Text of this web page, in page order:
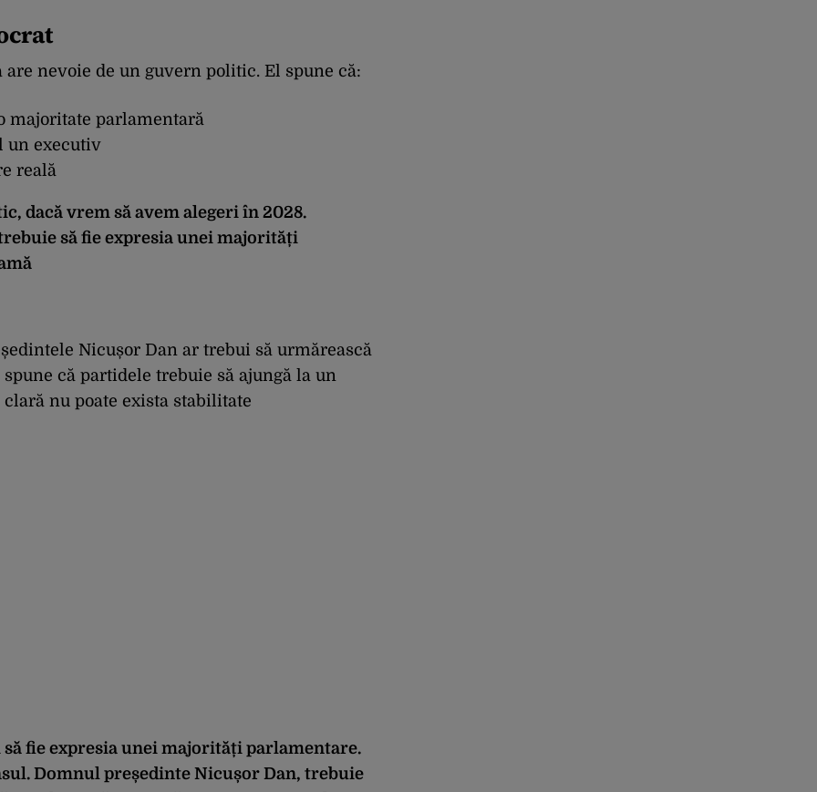
nevoie de un guvern politic. El spune că:
majoritate parlamentară
un executiv
reală
dacă vrem să avem alegeri în 2028.
să fie expresia unei majorități
Nicușor Dan ar trebui să urmărească
că partidele trebuie să ajungă la un
nu poate exista stabilitate
fie expresia unei majorități parlamentare.
Domnul președinte Nicușor Dan, trebuie